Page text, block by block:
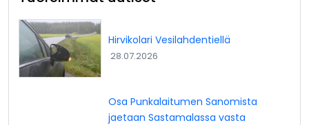
Hirvikolari Vesilahdentiellä
28.07.2026
Osa Punkalaitumen Sanomista
jaetaan Sastamalassa vasta